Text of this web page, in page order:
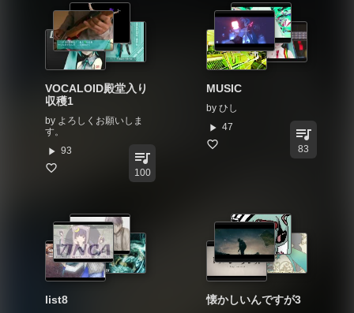
VOCALOID殿堂入り
収穫1
by よろしくお願いしま
す。
play_arrow 93 queue_music
100
MUSIC
by ひし
play_arrow 47 queue_music
83
list8 懐かしいんですが3